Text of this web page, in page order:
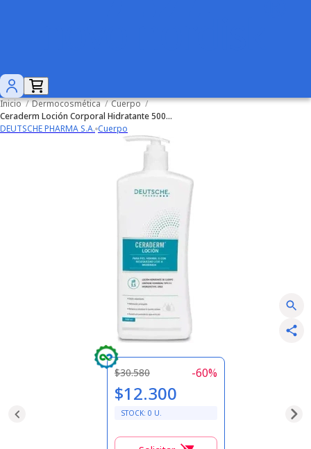
Inicio / Dermocosmética / Cuerpo /
Ceraderm Loción Corporal Hidratante 500ml
DEUTSCHE PHARMA S.A. Cuerpo
$30.580 -60%
$12.300
STOCK: 0 U.